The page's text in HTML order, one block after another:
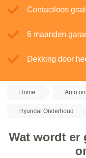
Contactloos
6 maanden
Dekking door
Home Auto
Hyundai Onderhoud
Wat wordt er